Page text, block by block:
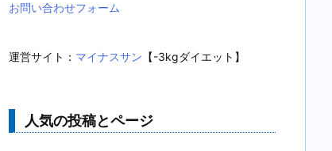
お問い合わせフォーム
運営サイト： マイナスサン 【-3kgダイエット】
人気の投稿とページ